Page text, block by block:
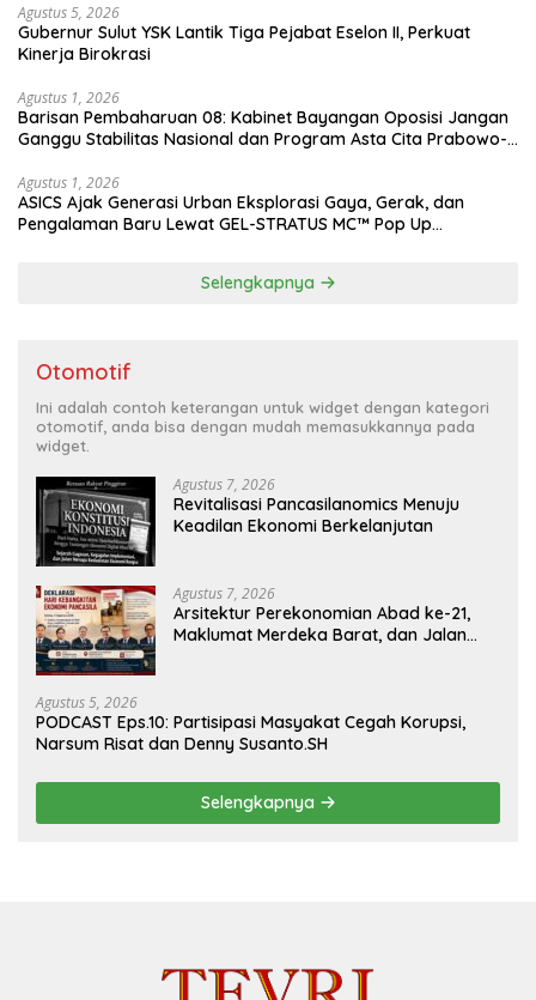
Agustus 5, 2026
Gubernur Sulut YSK Lantik Tiga Pejabat Eselon II, Perkuat
Kinerja Birokrasi
Agustus 1, 2026
Barisan Pembaharuan 08: Kabinet Bayangan Oposisi Jangan
Ganggu Stabilitas Nasional dan Program Asta Cita Prabowo-
Agustus 1, 2026
ASICS Ajak Generasi Urban Eksplorasi Gaya, Gerak, dan
Pengalaman Baru Lewat GEL-STRATUS MC™ Pop Up
Selengkapnya
Otomotif
Ini adalah contoh keterangan untuk widget dengan kategori
otomotif, anda bisa dengan mudah memasukkannya pada
widget.
Agustus 7, 2026
Revitalisasi Pancasilanomics Menuju
Keadilan Ekonomi Berkelanjutan
Agustus 7, 2026
Arsitektur Perekonomian Abad ke-21,
Maklumat Merdeka Barat, dan Jalan
Agustus 5, 2026
PODCAST Eps.10: Partisipasi Masyakat Cegah Korupsi,
Narsum Risat dan Denny Susanto.SH
Selengkapnya